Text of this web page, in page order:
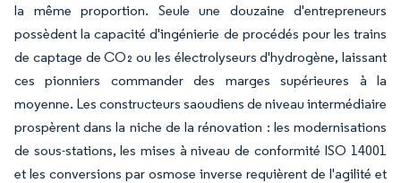
la même proportion. Seule une douzaine d'entrepreneurs
possèdent la capacité d'ingénierie de procédés pour les trains
de captage de CO₂ ou les électrolyseurs d'hydrogène, laissant
ces pionniers commander des marges supérieures à la
moyenne. Les constructeurs saoudiens de niveau intermédiaire
prospèrent dans la niche de la rénovation : les modernisations
de sous-stations, les mises à niveau de conformité ISO 14001
et les conversions par osmose inverse requièrent de l'agilité et